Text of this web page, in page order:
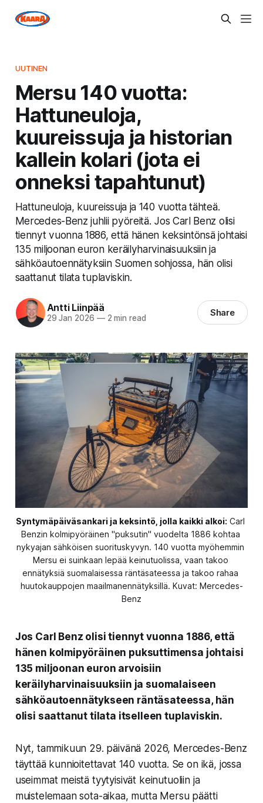
UUTINEN
Mersu 140 vuotta:
Hattuneuloja,
kuureissuja ja historian
kallein kolari (jota ei
onneksi tapahtunut)
Hattuneuloja, kuureissuja ja 140 vuotta tähteä.
Mercedes-Benz juhlii pyöreitä. Jos Carl Benz olisi
tiennyt vuonna 1886, että hänen keksintönsä johtaisi
135 miljoonan euron keräilyharvinaisuuksiin ja
sähköautoennätyksiin Suomen sohjossa, hän olisi
saattanut tilata tuplaviskin.
Antti Liinpää
29 Jan 2026 —2 min read Share
Syntymäpäiväsankari ja keksintö, jolla kaikki alkoi: Carl
Benzin kolmipyöräinen "puksutin" vuodelta 1886 kohtaa
nykyajan sähköisen suorituskyvyn. 140 vuotta myöhemmin
Mersu ei suinkaan lepää keinutuolissa, vaan takoo
ennätyksiä suomalaisessa räntäsateessa ja takoo rahaa
huutokauppojen maailmanennätyksillä. Kuvat: Mercedes-
Benz
Jos Carl Benz olisi tiennyt vuonna 1886, että
hänen kolmipyöräinen puksuttimensa johtaisi
135 miljoonan euron arvoisiin
keräilyharvinaisuuksiin ja suomalaiseen
sähköautoennätykseen räntäsateessa, hän
olisi saattanut tilata itselleen tuplaviskin.
Nyt, tammikuun 29. päivänä 2026, Mercedes-Benz
täyttää kunnioitettavat 140 vuotta. Se on ikä, jossa
useimmat meistä tyytyisivät keinutuoliin ja
muistelemaan sota-aikaa, mutta Mersu päätti